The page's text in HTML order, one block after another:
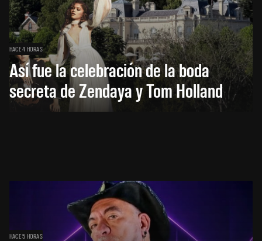
HACE 4 HORAS
Así fue la celebración de la boda
secreta de Zendaya y Tom Holland
HACE 5 HORAS